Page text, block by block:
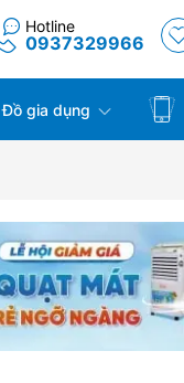
Hotline
0937329966
Đồ gia dụng